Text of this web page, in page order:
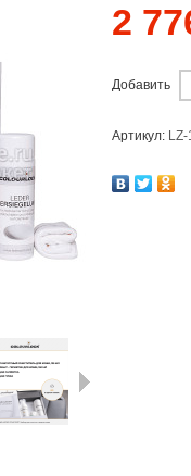
2
Добавить
Артикул: